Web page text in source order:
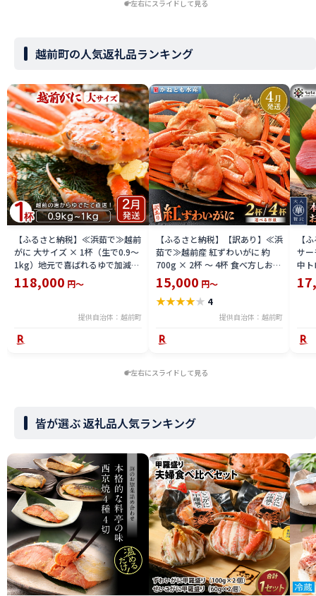
左右にスライドして見る
越前町の人気返礼品ランキング
【ふるさと納税】≪浜茹で≫越前
がに 大サイズ × 1杯（生で0.9〜
1kg）地元で喜ばれるゆで加減・
塩加減で越前の港から直送！【雄
ズワイガニ ずわいがに 越前ガニ
送分】希望日指定可 備考欄に希
x004_02]
118,000 円～
提供自治体：越前町
【ふるさと納税】【訳あり】≪浜
茹で≫越前産 紅ずわいがに 約
700g × 2杯 〜 4杯 食べ方しおり
付【紅ズワイガニ カニ かに 蟹 姿
ボイル 冷蔵 福井県】【4月発送
分】希望日指定不可
15,000 円～
★★★★★ 4
提供自治体：越前町
【
サ
中
小
鮪 】
左右にスライドして見る
皆が選ぶ 返礼品人気ランキング